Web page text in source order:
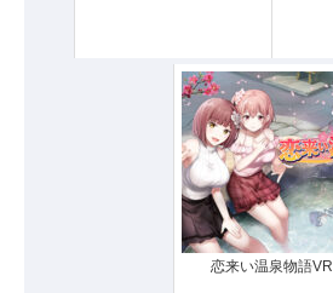
恋来い温泉物語VR